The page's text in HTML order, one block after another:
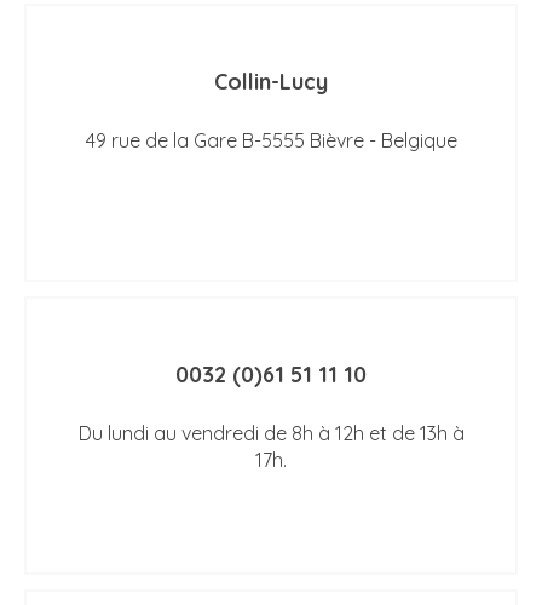
Collin-Lucy
49 rue de la Gare B-5555 Bièvre - Belgique
0032 (0)61 51 11 10
Du lundi au vendredi de 8h à 12h et de 13h à
17h.